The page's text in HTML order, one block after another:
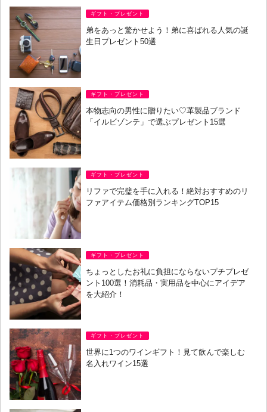
ギフト・プレゼント
弟をあっと驚かせよう！弟に喜ばれる人気の誕
生日プレゼント50選
ギフト・プレゼント
本物志向の男性に贈りたい♡革製品ブランド
「イルビゾンテ」で選ぶプレゼント15選
ギフト・プレゼント
リファで完璧を手に入れる！絶対おすすめのリ
ファアイテム価格別ランキングTOP15
ギフト・プレゼント
ちょっとしたお礼に負担にならないプチプレゼ
ント100選！消耗品・実用品を中心にアイデア
を大紹介！
ギフト・プレゼント
世界に1つのワインギフト！見て飲んで楽しむ
名入れワイン15選